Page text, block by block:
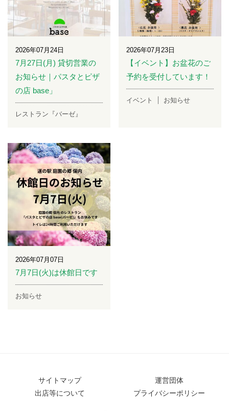
2026年07月24日
7月27日(月) 貸切営業の
お知らせ｜パスタとピザ
の店 base」
レストラン『バーゼ』
2026年07月23日
【イベント】お盆花のご
予約を受付しています！
イベント お知らせ
2026年07月07日
7月7日(火)は休館日です
お知らせ
サイトマップ
運営団体
出店等について
プライバシーポリシー